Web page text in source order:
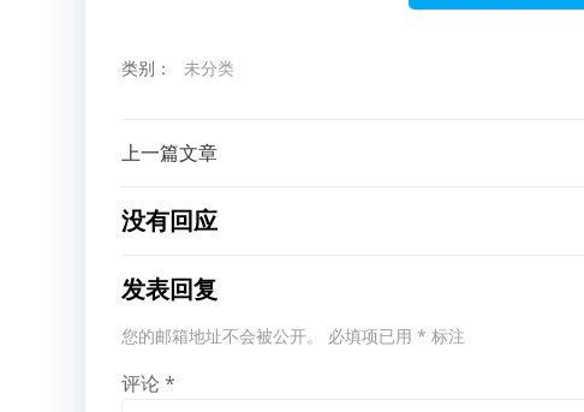
类别： 未分类
文
章
导
航
上一篇文章
没有回应
发表回复
您的邮箱地址不会被公开。 必填项已用 * 标注
评论 *